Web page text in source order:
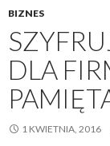
BIZNES
DLA
1 KWIETNIA, 2016